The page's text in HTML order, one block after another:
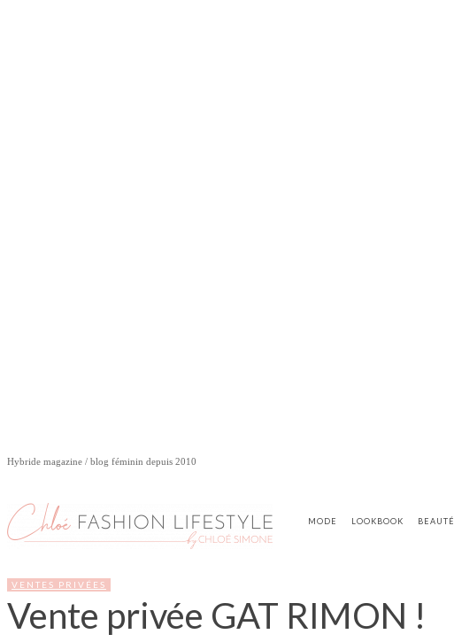
Hybride magazine / blog féminin depuis 2010
MODE LOOKBOOK BEAUTÉ
VENTES PRIVÉES
Vente privée GAT RIMON !